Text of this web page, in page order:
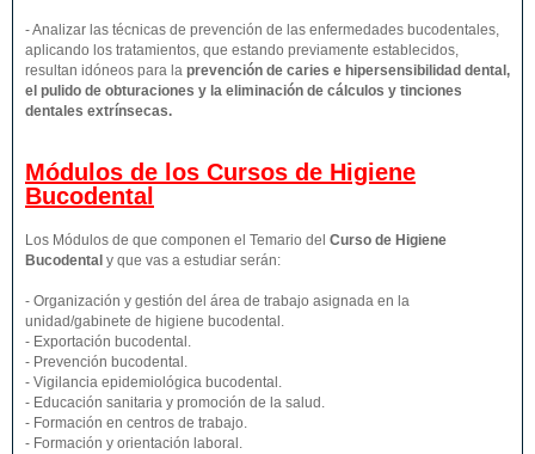
- Analizar las técnicas de prevención de las enfermedades bucodentales,
aplicando los tratamientos, que estando previamente establecidos,
resultan idóneos para la prevención de caries e hipersensibilidad dental,
el pulido de obturaciones y la eliminación de cálculos y tinciones
dentales extrínsecas.
Módulos de los Cursos de Higiene
Bucodental
Los Módulos de que componen el Temario del Curso de Higiene
Bucodental y que vas a estudiar serán:
- Organización y gestión del área de trabajo asignada en la
unidad/gabinete de higiene bucodental.
- Exportación bucodental.
- Prevención bucodental.
- Vigilancia epidemiológica bucodental.
- Educación sanitaria y promoción de la salud.
- Formación en centros de trabajo.
- Formación y orientación laboral.